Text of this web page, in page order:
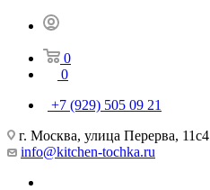
0
0
+7 (929) 505 09 21
г. Москва, улица Перерва, 11с4
info@kitchen-tochka.ru